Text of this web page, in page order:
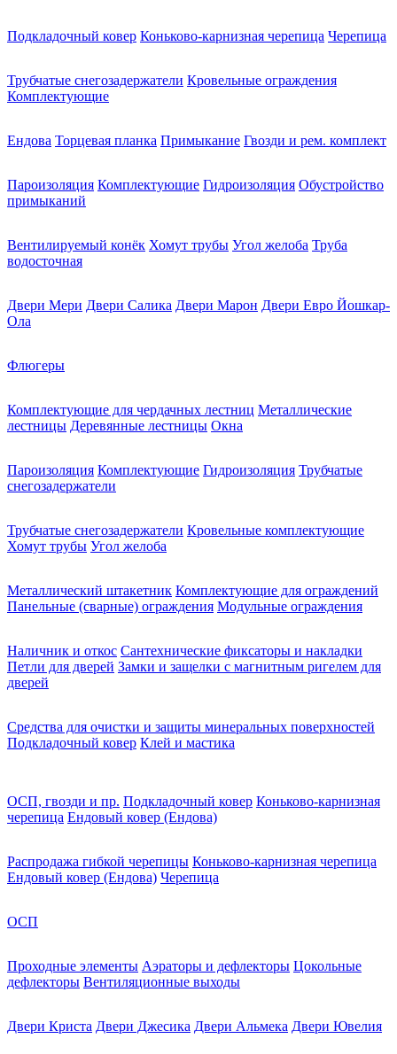
Подкладочный ковер Коньково-карнизная черепица Черепица
Трубчатые снегозадержатели Кровельные ограждения
Комплектующие
Ендова Торцевая планка Примыкание Гвозди и рем. комплект
Пароизоляция Комплектующие Гидроизоляция Обустройство
примыканий
Вентилируемый конёк Хомут трубы Угол желоба Труба
водосточная
Двери Мери Двери Салика Двери Марон Двери Евро Йошкар-
Ола
Флюгеры
Комплектующие для чердачных лестниц Металлические
лестницы Деревянные лестницы Окна
Пароизоляция Комплектующие Гидроизоляция Трубчатые
снегозадержатели
Трубчатые снегозадержатели Кровельные комплектующие
Хомут трубы Угол желоба
Металлический штакетник Комплектующие для ограждений
Панельные (сварные) ограждения Модульные ограждения
Наличник и откос Сантехнические фиксаторы и накладки
Петли для дверей Замки и защелки с магнитным ригелем для
дверей
Средства для очистки и защиты минеральных поверхностей
Подкладочный ковер Клей и мастика
ОСП, гвозди и пр. Подкладочный ковер Коньково-карнизная
черепица Ендовый ковер (Ендова)
Распродажа гибкой черепицы Коньково-карнизная черепица
Ендовый ковер (Ендова) Черепица
ОСП
Проходные элементы Аэраторы и дефлекторы Цокольные
дефлекторы Вентиляционные выходы
Двери Криста Двери Джесика Двери Альмека Двери Ювелия